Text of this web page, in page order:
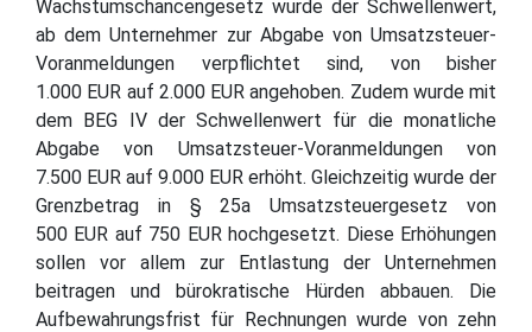
Wachstumschancengesetz wurde der Schwellenwert,
ab dem Unternehmer zur Abgabe von Umsatzsteuer-
Voranmeldungen verpflichtet sind, von bisher
1.000 EUR auf 2.000 EUR angehoben. Zudem wurde mit
dem BEG IV der Schwellenwert für die monatliche
Abgabe von Umsatzsteuer-Voranmeldungen von
7.500 EUR auf 9.000 EUR erhöht. Gleichzeitig wurde der
Grenzbetrag in § 25a Umsatzsteuergesetz von
500 EUR auf 750 EUR hochgesetzt. Diese Erhöhungen
sollen vor allem zur Entlastung der Unternehmen
beitragen und bürokratische Hürden abbauen. Die
Aufbewahrungsfrist für Rechnungen wurde von zehn